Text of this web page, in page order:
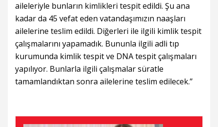
aileleriyle bunların kimlikleri tespit edildi. Şu ana
kadar da 45 vefat eden vatandaşımızın naaşları
ailelerine teslim edildi. Diğerleri ile ilgili kimlik tespit
çalışmalarını yapamadık. Bununla ilgili adli tıp
kurumunda kimlik tespit ve DNA tespit çalışmaları
yapılıyor. Bunlarla ilgili çalışmalar süratle
tamamlandıktan sonra ailelerine teslim edilecek.”